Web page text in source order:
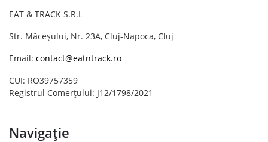
EAT & TRACK S.R.L
Str. Măceșului, Nr. 23A, Cluj-Napoca, Cluj
Email: contact@eatntrack.ro
CUI: RO39757359
Registrul Comerțului: J12/1798/2021
Navigație